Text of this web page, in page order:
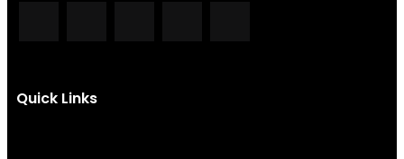
Quick Links